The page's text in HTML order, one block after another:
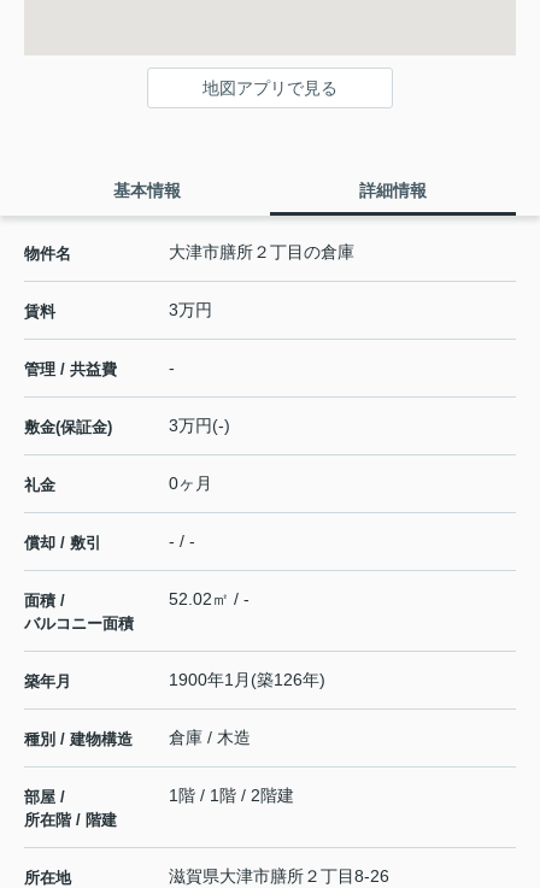
地図アプリで見る
基本情報 詳細情報
物件名 大津市膳所２丁目の倉庫
賃料 3万円
管理 / 共益費 -
敷金(保証金) 3万円(-)
礼金 0ヶ月
償却 / 敷引 - / -
面積 /
バルコニー面積
52.02㎡ / -
築年月 1900年1月(築126年)
種別 / 建物構造 倉庫 / 木造
部屋 /
所在階 / 階建
1階 / 1階 / 2階建
所在地 滋賀県大津市膳所２丁目8-26